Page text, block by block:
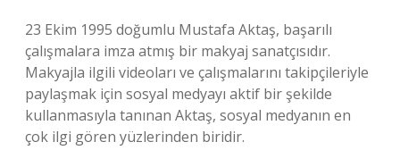
23 Ekim 1995 doğumlu Mustafa Aktaş, başarılı
çalışmalara imza atmış bir makyaj sanatçısıdır.
Makyajla ilgili videoları ve çalışmalarını takipçileriyle
paylaşmak için sosyal medyayı aktif bir şekilde
kullanmasıyla tanınan Aktaş, sosyal medyanın en
çok ilgi gören yüzlerinden biridir.